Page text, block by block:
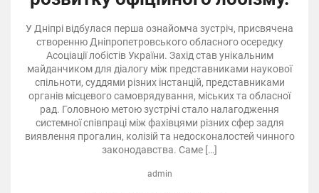
У Дніпрі відбулася перша ознайомча зустріч, присвячена
створенню Дніпропетровського обласного осередку
Асоціації лобістів України. Захід став унікальним
майданчиком для діалогу між представниками наукової
спільноти, суддями різних інстанцій, представниками
органів місцевого самоврядування, міських та обласної
рад. Головною метою зустрічі стало налагодження
системної співпраці між фахівцями різних сфер задля
виявлення прогалин, колізій та недосконалостей чинного
законодавства. Саме […]
admin